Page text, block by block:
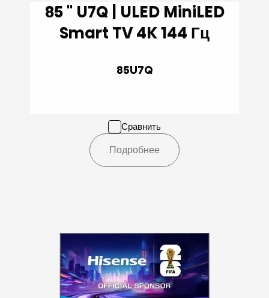
85 '' U7Q | ULED MiniLED
Smart TV 4K 144 Гц
85U7Q
Сравнить
Подробнее